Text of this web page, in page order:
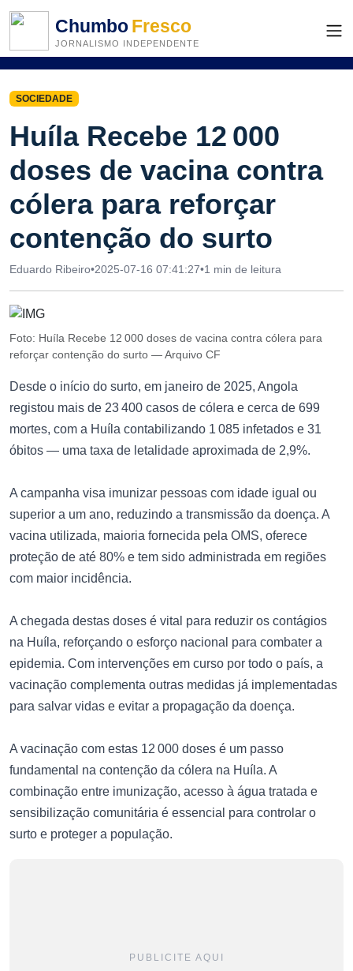
ChumboFresco
JORNALISMO INDEPENDENTE
SOCIEDADE
Huíla Recebe 12 000
doses de vacina contra
cólera para reforçar
contenção do surto
Eduardo Ribeiro•2025-07-16 07:41:27•1 min de leitura
Foto: Huíla Recebe 12 000 doses de vacina contra cólera para
reforçar contenção do surto — Arquivo CF
Desde o início do surto, em janeiro de 2025, Angola
registou mais de 23 400 casos de cólera e cerca de 699
mortes, com a Huíla contabilizando 1 085 infetados e 31
óbitos — uma taxa de letalidade aproximada de 2,9%.
A campanha visa imunizar pessoas com idade igual ou
superior a um ano, reduzindo a transmissão da doença. A
vacina utilizada, maioria fornecida pela OMS, oferece
proteção de até 80% e tem sido administrada em regiões
com maior incidência.
A chegada destas doses é vital para reduzir os contágios
na Huíla, reforçando o esforço nacional para combater a
epidemia. Com intervenções em curso por todo o país, a
vacinação complementa outras medidas já implementadas
para salvar vidas e evitar a propagação da doença.
A vacinação com estas 12 000 doses é um passo
fundamental na contenção da cólera na Huíla. A
combinação entre imunização, acesso à água tratada e
sensibilização comunitária é essencial para controlar o
surto e proteger a população.
PUBLICITE AQUI